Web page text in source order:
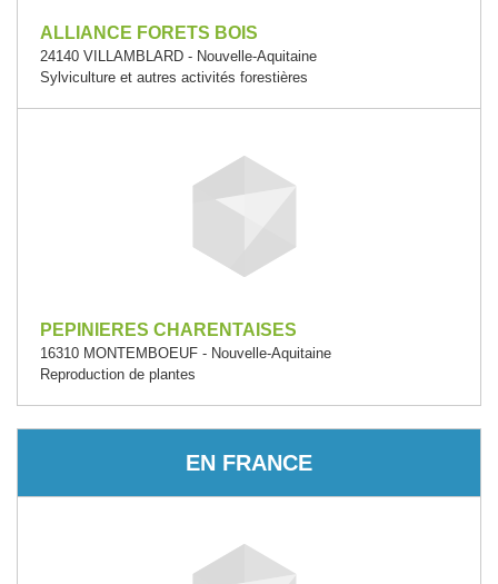
ALLIANCE FORETS BOIS
24140 VILLAMBLARD - Nouvelle-Aquitaine
Sylviculture et autres activités forestières
PEPINIERES CHARENTAISES
16310 MONTEMBOEUF - Nouvelle-Aquitaine
Reproduction de plantes
EN FRANCE